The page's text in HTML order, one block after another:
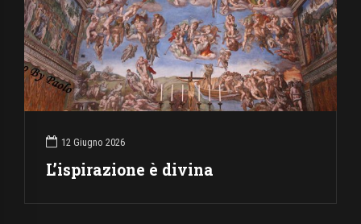
12 Giugno 2026
L’ispirazione è divina